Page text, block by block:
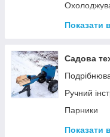
Дровоколи
Показати
Садова
Ручний
Парники
Термоси
Показати